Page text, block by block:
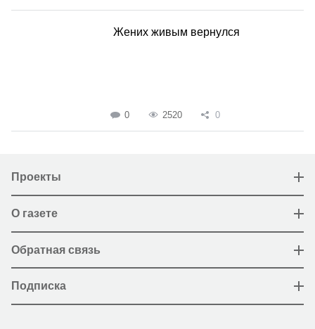
Жених живым вернулся
0 2520 0
Проекты
О газете
Обратная связь
Подписка